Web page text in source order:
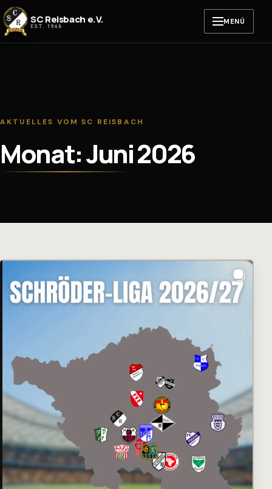
Zum Inhalt springen
SC Reisbach e.V.
EST. 1946 MENÜ
AKTUELLES VOM SC REISBACH
Monat: Juni 2026